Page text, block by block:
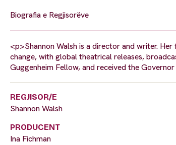
Biografia e Regjisorëve
<p>Shannon Walsh is a director and writer.
change, with global theatrical releases,
Guggenheim Fellow, and received the
REGJISOR/E
Shannon Walsh
PRODUCENT
Ina Fichman